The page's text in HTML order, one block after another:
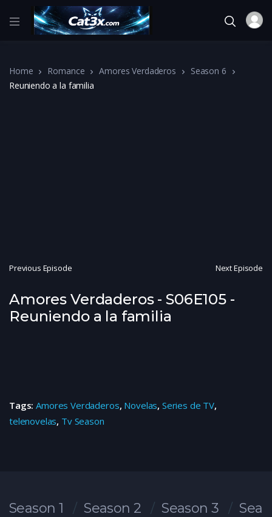
Home Romance Amores Verdaderos
Season 6
Reuniendo a la familia
Previous Episode Next Episode
Amores Verdaderos - S06E105 -
Reuniendo a la familia
Tags:Amores Verdaderos, Novelas, Series de TV,
telenovelas, Tv Season
Season 1 Season 2 Season 3